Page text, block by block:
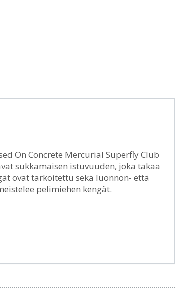
On Concrete Mercurial Superfly Club
sukkamaisen istuvuuden, joka takaa
ovat tarkoitettu sekä luonnon- että
pelimiehen kengät.